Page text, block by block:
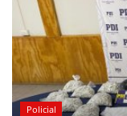
Policial